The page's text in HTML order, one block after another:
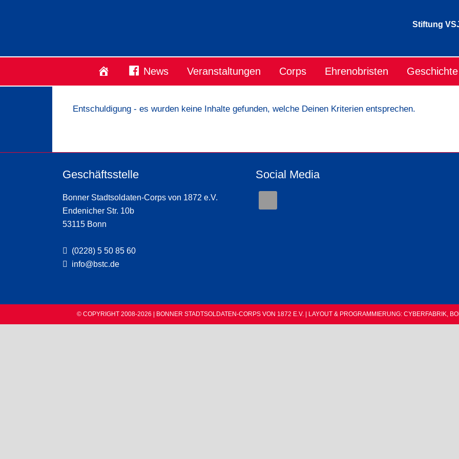
Stiftung
StartseiteNews Veranstaltungen Corps Ehrenobristen Geschichte
Entschuldigung - es wurden keine Inhalte gefunden, welche Deinen Kriterien entsprechen.
Geschäftsstelle
Bonner Stadtsoldaten-Corps von 1872 e.V.
Endenicher Str. 10b
53115 Bonn
(0228) 5 50 85 60
info@bstc.de
Social Media
© COPYRIGHT 2008-2026 | BONNER STADTSOLDATEN-CORPS VON 1872 E.V. | LAYOUT & PROGRAMMIERUNG: CYBERFABRIK,